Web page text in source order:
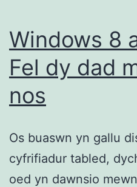
Windows 8
Fel dy dad
nos
Os buaswn yn gallu
cyfrifiadur tabled,
oed yn dawnsio